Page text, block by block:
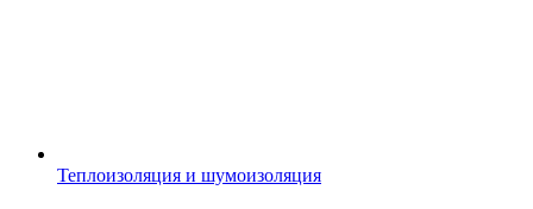
Теплоизоляция и шумоизоляция